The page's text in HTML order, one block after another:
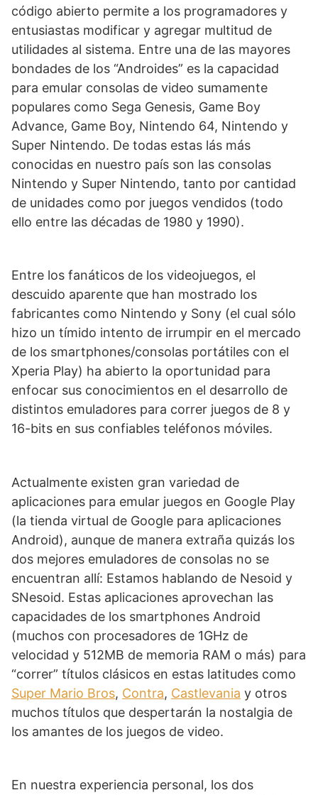
código abierto permite a los programadores y
entusiastas modificar y agregar multitud de
utilidades al sistema. Entre una de las mayores
bondades de los “Androides” es la capacidad
para emular consolas de video sumamente
populares como Sega Genesis, Game Boy
Advance, Game Boy, Nintendo 64, Nintendo y
Super Nintendo. De todas estas lás más
conocidas en nuestro país son las consolas
Nintendo y Super Nintendo, tanto por cantidad
de unidades como por juegos vendidos (todo
ello entre las décadas de 1980 y 1990).
Entre los fanáticos de los videojuegos, el
descuido aparente que han mostrado los
fabricantes como Nintendo y Sony (el cual sólo
hizo un tímido intento de irrumpir en el mercado
de los smartphones/consolas portátiles con el
Xperia Play) ha abierto la oportunidad para
enfocar sus conocimientos en el desarrollo de
distintos emuladores para correr juegos de 8 y
16-bits en sus confiables teléfonos móviles.
Actualmente existen gran variedad de
aplicaciones para emular juegos en Google Play
(la tienda virtual de Google para aplicaciones
Android), aunque de manera extraña quizás los
dos mejores emuladores de consolas no se
encuentran allí: Estamos hablando de Nesoid y
SNesoid. Estas aplicaciones aprovechan las
capacidades de los smartphones Android
(muchos con procesadores de 1GHz de
velocidad y 512MB de memoria RAM o más) para
“correr” títulos clásicos en estas latitudes como
Super Mario Bros, Contra, Castlevania y otros
muchos títulos que despertarán la nostalgia de
los amantes de los juegos de video.
En nuestra experiencia personal, los dos